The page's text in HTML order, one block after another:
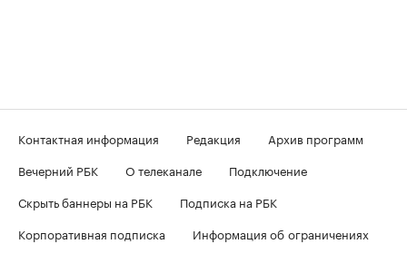
Контактная информация Редакция
Архив программ
Вечерний РБК
О телеканале
Подключение
Скрыть баннеры на РБК
Подписка на РБК
Корпоративная подписка
Информация об ограничениях